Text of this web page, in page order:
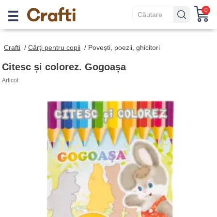
0
Crafti / Cărți pentru copii / Povești, poezii, ghicitori
Citesc și colorez. Gogoașa
Articol: